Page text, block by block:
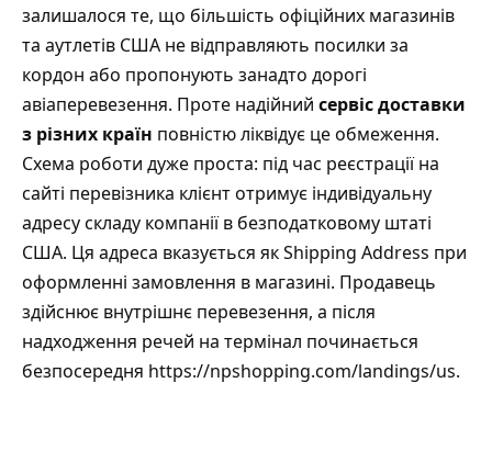
залишалося те, що більшість офіційних магазинів
та аутлетів США не відправляють посилки за
кордон або пропонують занадто дорогі
авіаперевезення. Проте надійний сервіс доставки
з різних країн повністю ліквідує це обмеження.
Схема роботи дуже проста: під час реєстрації на
сайті перевізника клієнт отримує індивідуальну
адресу складу компанії в безподатковому штаті
США. Ця адреса вказується як Shipping Address при
оформленні замовлення в магазині. Продавець
здійснює внутрішнє перевезення, а після
надходження речей на термінал починається
безпосередня https://npshopping.com/landings/us.